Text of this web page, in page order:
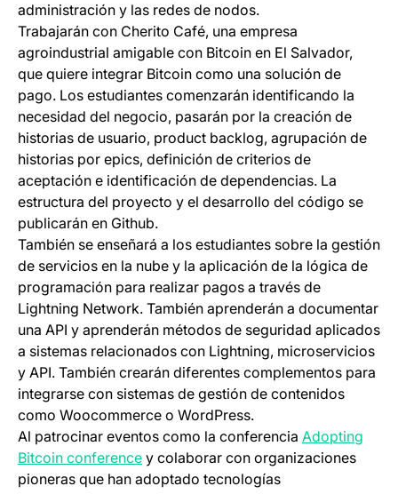
administración y las redes de nodos.
Trabajarán con Cherito Café, una empresa
agroindustrial amigable con Bitcoin en El Salvador,
que quiere integrar Bitcoin como una solución de
pago. Los estudiantes comenzarán identificando la
necesidad del negocio, pasarán por la creación de
historias de usuario, product backlog, agrupación de
historias por epics, definición de criterios de
aceptación e identificación de dependencias. La
estructura del proyecto y el desarrollo del código se
publicarán en Github.
También se enseñará a los estudiantes sobre la gestión
de servicios en la nube y la aplicación de la lógica de
programación para realizar pagos a través de
Lightning Network. También aprenderán a documentar
una API y aprenderán métodos de seguridad aplicados
a sistemas relacionados con Lightning, microservicios
y API. También crearán diferentes complementos para
integrarse con sistemas de gestión de contenidos
como Woocommerce o WordPress.
Al patrocinar eventos como la conferencia Adopting
Bitcoin conference(opens in a new tab)
y colaborar con organizaciones
pioneras que han adoptado tecnologías